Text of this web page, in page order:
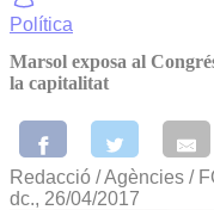
Política
Marsol exposa al
la capitalitat
Redacció / Agències /
dc., 26/04/2017